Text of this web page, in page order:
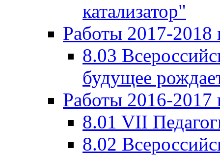
катализатор"
Работы 2017-2018
8.03
будущее
Работы 2016-2017
8.01 VII
8.02